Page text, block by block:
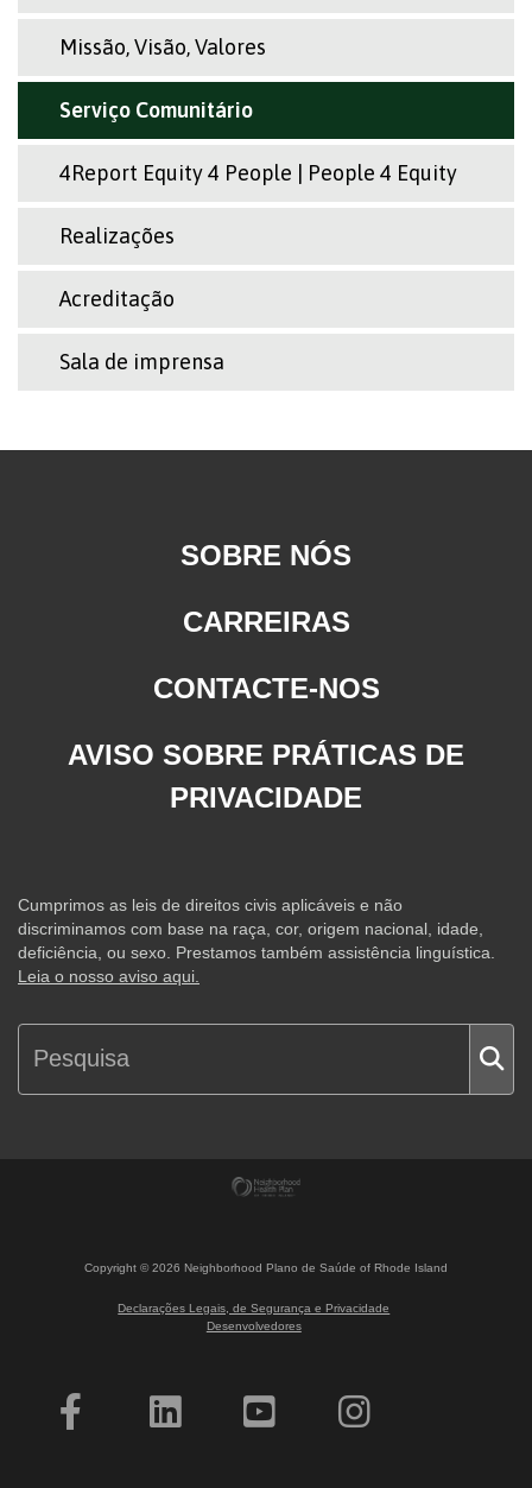
Missão, Visão, Valores
Serviço Comunitário
4Report Equity 4 People | People 4 Equity
Realizações
Acreditação
Sala de imprensa
SOBRE NÓS
CARREIRAS
CONTACTE-NOS
AVISO SOBRE PRÁTICAS DE
PRIVACIDADE
Cumprimos as leis de direitos civis aplicáveis e não
discriminamos com base na raça, cor, origem nacional, idade,
deficiência, ou sexo. Prestamos também assistência linguística.
Leia o nosso aviso aqui.
Copyright ©2026 Neighborhood Plano de Saúde of Rhode Island
Declarações Legais, de Segurança e Privacidade
Desenvolvedores
Interessado em tornar-se membro?